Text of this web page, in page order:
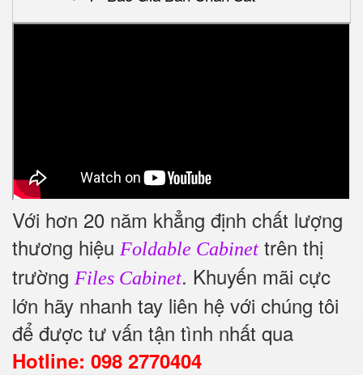
Với hơn 20 năm khẳng định chất lượng
thương hiệu Foldable Cabinet trên thị
trường Files Cabinet. Khuyến mãi cực
lớn hãy nhanh tay liên hệ với chúng tôi
để được tư vấn tận tình nhất qua
Hotline: 098 2770404